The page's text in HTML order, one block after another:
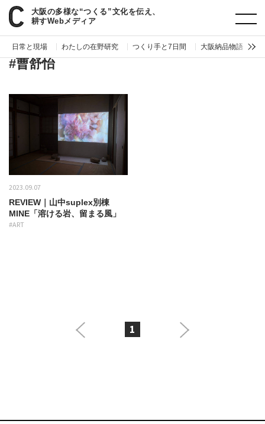
大阪の多様な“つくる”文化を伝え、
耕すWebメディア
日常と現場 わたしの在野研究 つくり手と7日間 大阪納品物語
paperC タグ 曹舒怡
#曹舒怡
2023.09.07
REVIEW｜山中suplex別棟
MINE「溶ける岩、留まる風」
#ART
1